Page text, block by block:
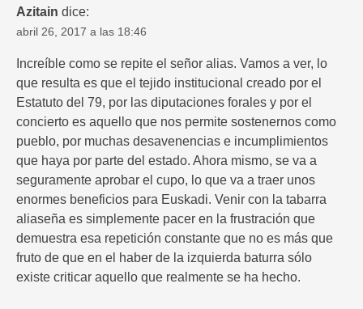
Azitain dice:
abril 26, 2017 a las 18:46
Increíble como se repite el señor alias. Vamos a ver, lo
que resulta es que el tejido institucional creado por el
Estatuto del 79, por las diputaciones forales y por el
concierto es aquello que nos permite sostenernos como
pueblo, por muchas desavenencias e incumplimientos
que haya por parte del estado. Ahora mismo, se va a
seguramente aprobar el cupo, lo que va a traer unos
enormes beneficios para Euskadi. Venir con la tabarra
aliaseña es simplemente pacer en la frustración que
demuestra esa repetición constante que no es más que
fruto de que en el haber de la izquierda baturra sólo
existe criticar aquello que realmente se ha hecho.